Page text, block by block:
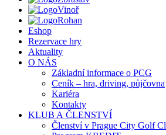
Vinoř
Rohan
Eshop
Rezervace hry
Aktuality
O NÁS
Základní informace o PCG
Ceník – hra, driving, půjčovna
Kariéra
Kontakty
KLUB A ČLENSTVÍ
Členství v Prague City Golf